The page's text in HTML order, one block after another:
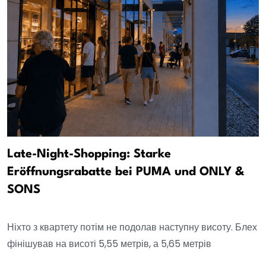
Late-Night-Shopping: Starke
Eröffnungsrabatte bei PUMA und ONLY &
SONS
Ніхто з квартету потім не подолав наступну висоту. Блех
фінішував на висоті 5,55 метрів, а 5,65 метрів